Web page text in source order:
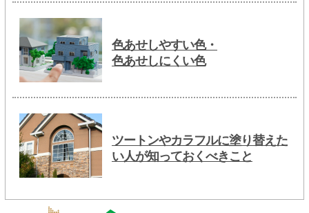
色あせしやすい色・
色あせしにくい色
ツートンやカラフルに塗り替えた
い人が知っておくべきこと